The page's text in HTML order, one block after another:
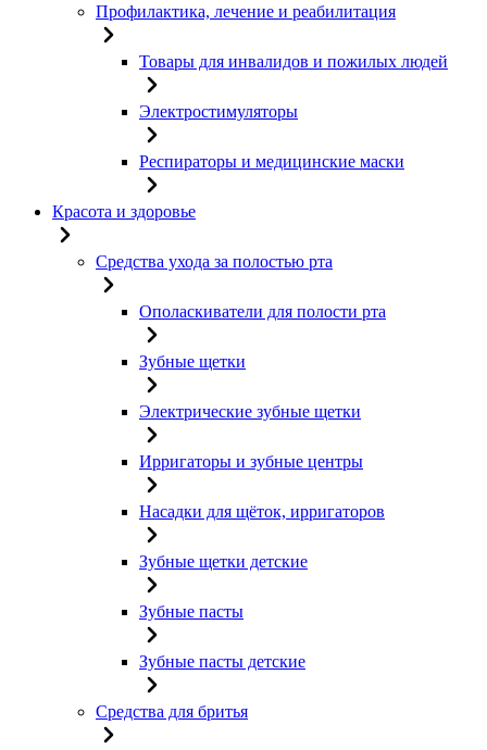
Профилактика, лечение и реабилитация
Товары для инвалидов и пожилых людей
Электростимуляторы
Респираторы и медицинские маски
Красота и здоровье
Средства ухода за полостью рта
Ополаскиватели для полости рта
Зубные щетки
Электрические зубные щетки
Ирригаторы и зубные центры
Насадки для щёток, ирригаторов
Зубные щетки детские
Зубные пасты
Зубные пасты детские
Средства для бритья